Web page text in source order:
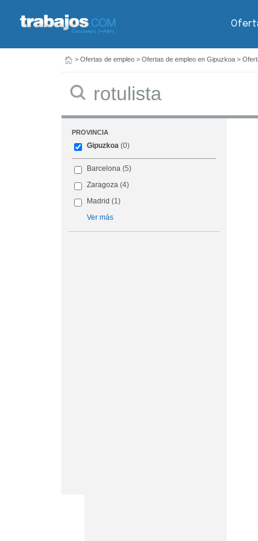
> Ofertas de empleo > Ofertas de empleo en Gipuzkoa >
PROVINCIA
Gipuzkoa (0)
Barcelona (5)
Zaragoza (4)
Madrid (1)
Ver más